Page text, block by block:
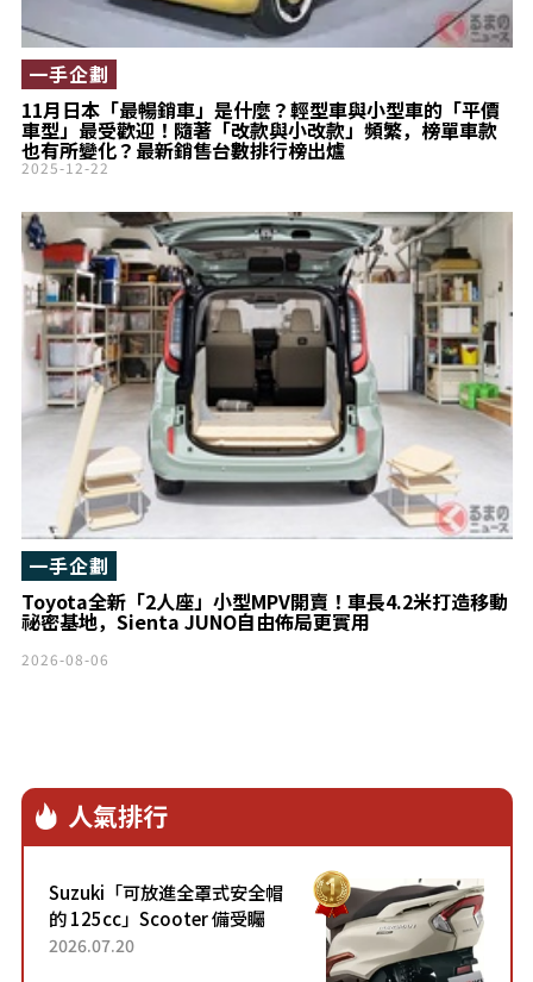
11月日本「最暢銷車」是什麼？輕型車與小型車的「平價
車型」最受歡迎！隨著「改款與小改款」頻繁，榜單車款
也有所變化？最新銷售台數排行榜出爐
一手企劃
2025-12-22
Toyota全新「2人座」小型MPV開賣！車長4.2米打造移動
祕密基地，Sienta JUNO自由佈局更實用
一手企劃
2026-08-06
人氣排行
Suzuki「可放進全罩式安全帽
的 125cc」Scooter 備受矚
目！採用全新流線設計與各項
2026.07.20